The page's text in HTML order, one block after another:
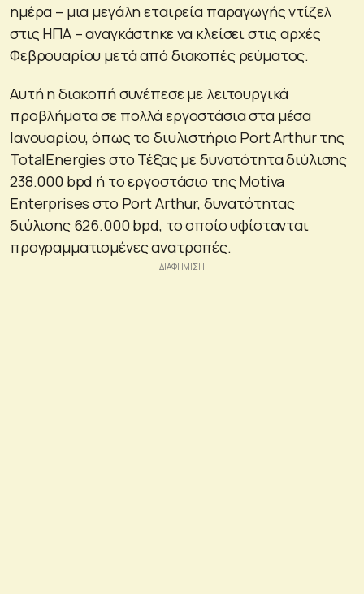
ημέρα – μια μεγάλη εταιρεία παραγωγής ντίζελ
στις ΗΠΑ – αναγκάστηκε να κλείσει στις αρχές
Φεβρουαρίου μετά από διακοπές ρεύματος.
Αυτή η διακοπή συνέπεσε με λειτουργικά
προβλήματα σε πολλά εργοστάσια στα μέσα
Ιανουαρίου, όπως το διυλιστήριο Port Arthur της
TotalEnergies στο Τέξας με δυνατότητα διύλισης
238.000 bpd ή το εργοστάσιο της Motiva
Enterprises στο Port Arthur, δυνατότητας
διύλισης 626.000 bpd, το οποίο υφίστανται
προγραμματισμένες ανατροπές.